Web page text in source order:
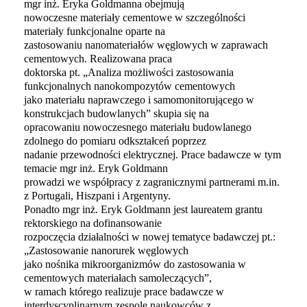
mgr inż. Eryka Goldmanna obejmują
nowoczesne materiały cementowe w szczególności
materiały funkcjonalne oparte na
zastosowaniu nanomateriałów węglowych w zaprawach
cementowych. Realizowana praca
doktorska pt. „Analiza możliwości zastosowania
funkcjonalnych nanokompozytów cementowych
jako materiału naprawczego i samomonitorującego w
konstrukcjach budowlanych” skupia się na
opracowaniu nowoczesnego materiału budowlanego
zdolnego do pomiaru odkształceń poprzez
nadanie przewodności elektrycznej. Prace badawcze w tym
temacie mgr inż. Eryk Goldmann
prowadzi we współpracy z zagranicznymi partnerami m.in.
z Portugali, Hiszpani i Argentyny.
Ponadto mgr inż. Eryk Goldmann jest laureatem grantu
rektorskiego na dofinansowanie
rozpoczęcia działalności w nowej tematyce badawczej pt.:
„Zastosowanie nanorurek węglowych
jako nośnika mikroorganizmów do zastosowania w
cementowych materiałach samoleczących”,
w ramach którego realizuje prace badawcze w